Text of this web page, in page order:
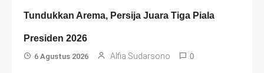
Tundukkan Arema, Persija Juara Tiga Piala
Presiden 2026
6 Agustus 2026 Alfia Sudarsono 0